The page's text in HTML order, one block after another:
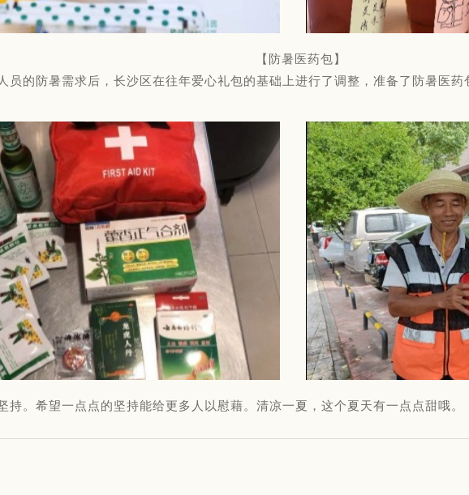
【防暑医药包】
员的防暑需求后，长沙区在往年爱心礼包的基础上进行了调整，准备了防暑医
持。希望一点点的坚持能给更多人以慰藉。清凉一夏，这个夏天有一点点甜哦。